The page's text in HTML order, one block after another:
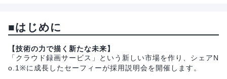
■はじめに
【技術の力で描く新たな未来】
「クラウド録画サービス」という新しい市場を作り、シェアN
o.1※に成長したセーフィーが採用説明会を開催します。